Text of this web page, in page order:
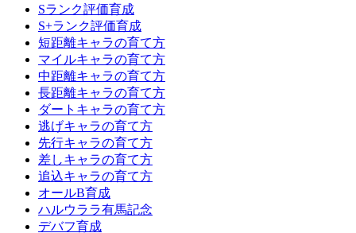
Sランク評価育成
S+ランク評価育成
短距離キャラの育て方
マイルキャラの育て方
中距離キャラの育て方
長距離キャラの育て方
ダートキャラの育て方
逃げキャラの育て方
先行キャラの育て方
差しキャラの育て方
追込キャラの育て方
オールB育成
ハルウララ有馬記念
デバフ育成